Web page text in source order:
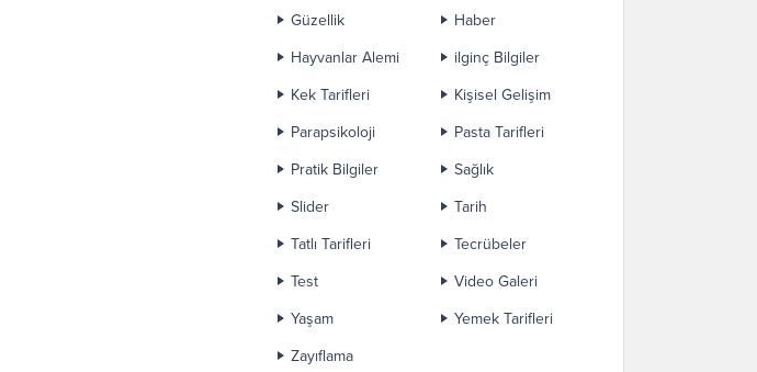
Güzellik
Haber
Hayvanlar Alemi
ilginç Bilgiler
Kek Tarifleri
Kişisel Gelişim
Parapsikoloji
Pasta Tarifleri
Pratik Bilgiler
Sağlık
Slider
Tarih
Tatlı Tarifleri
Tecrübeler
Test
Video Galeri
Yaşam
Yemek Tarifleri
Zayıflama